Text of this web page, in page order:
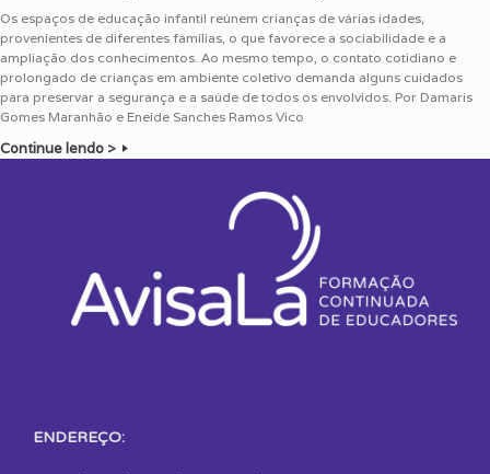
Os espaços de educação infantil reúnem crianças de várias idades,
provenientes de diferentes famílias, o que favorece a sociabilidade e a
ampliação dos conhecimentos. Ao mesmo tempo, o contato cotidiano e
prolongado de crianças em ambiente coletivo demanda alguns cuidados
para preservar a segurança e a saúde de todos os envolvidos. Por Damaris
Gomes Maranhão e Eneide Sanches Ramos Vico
Continue lendo >
ENDEREÇO: